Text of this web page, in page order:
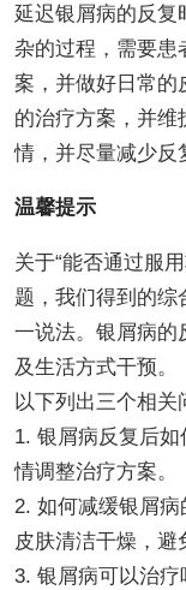
延迟银屑病的反复
杂的过程，需要患
案，并做好日常的
的治疗方案，并维
情，并尽量减少反
温馨提示
关于“能否通过服
题，我们得到的综
一说法。银屑病的
及生活方式干预。
以下列出三个相关
1. 银屑病反复后
情调整治疗方案。
2. 如何减缓银屑
皮肤清洁干燥，避
3. 银屑病可以治